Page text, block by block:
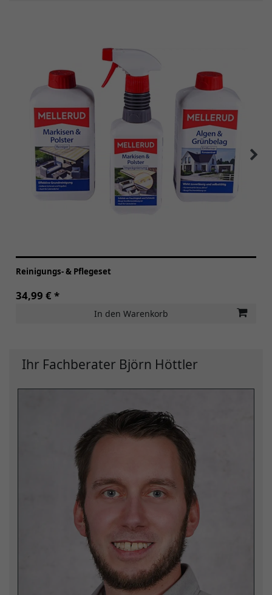
Reinigungs- & Pflegeset
34,99 € *
In den Warenkorb
Ihr Fachberater Björn Höttler